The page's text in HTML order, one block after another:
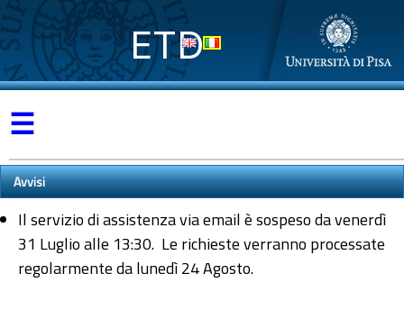
ETD
☰
Avvisi
Il servizio di assistenza via email è sospeso da venerdì
31 Luglio alle 13:30. Le richieste verranno processate
regolarmente da lunedì 24 Agosto.